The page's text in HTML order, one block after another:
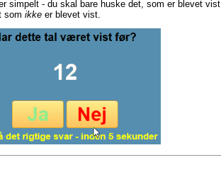
simpelt - du skal bare huske det, som er blevet vist
som ikke er blevet vist.